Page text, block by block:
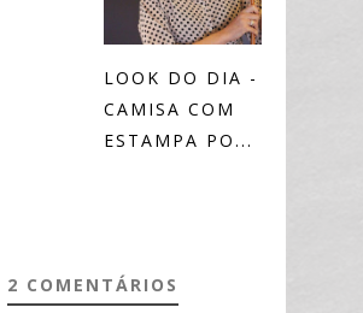
LOOK DO DIA -
CAMISA COM
ESTAMPA PO...
2 COMENTÁRIOS